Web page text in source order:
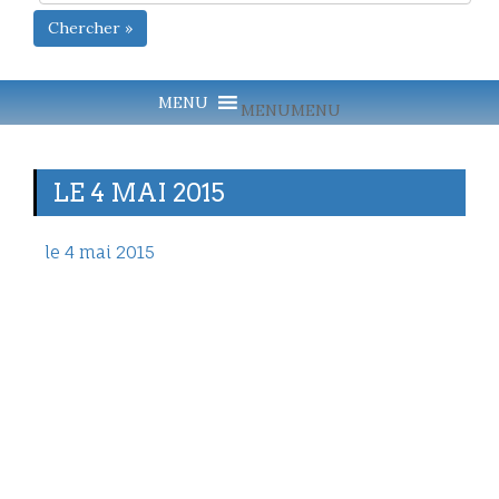
Chercher »
MENUMENU
LE 4 MAI 2015
le 4 mai 2015